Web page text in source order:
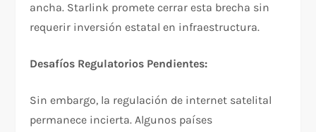
ancha. Starlink promete cerrar esta brecha sin
requerir inversión estatal en infraestructura.​
Desafíos Regulatorios Pendientes:
Sin embargo, la regulación de internet satelital
permanece incierta. Algunos países